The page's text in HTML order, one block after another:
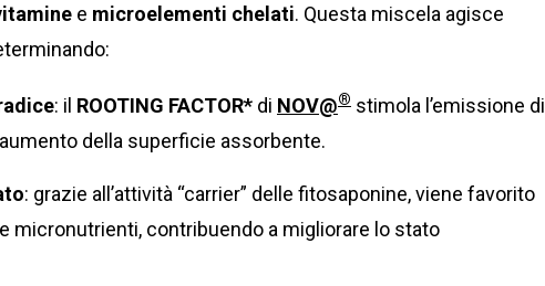
e microelementi chelati. Questa miscela agisce
: il ROOTING FACTOR* di NOV@® stimola l’emissione di
della superficie assorbente.
: grazie all’attività “carrier” delle fitosaponine, viene favorito
micronutrienti, contribuendo a migliorare lo stato